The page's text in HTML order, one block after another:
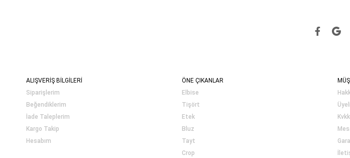
ALIŞVERİŞ BİLGİLERİ
Siparişlerim
Beğendiklerim
İade Taleplerim
Kargo Takip
Hesabım
ÖNE ÇIKANLAR
Elbise
Tişört
Etek
Bluz
Tayt
Crop